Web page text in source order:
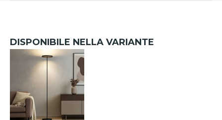
DISPONIBILE NELLA VARIANTE